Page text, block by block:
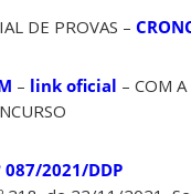
DE PROVAS –
– link oficial – COM A
087/2021/DDP